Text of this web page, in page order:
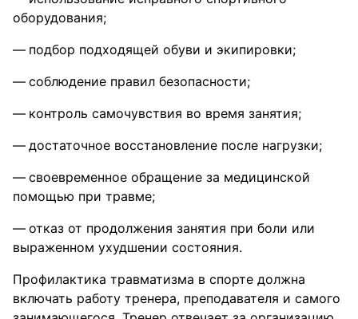
оборудования;
подбор подходящей обуви и экипировки;
соблюдение правил безопасности;
контроль самочувствия во время занятия;
достаточное восстановление после нагрузки;
своевременное обращение за медицинской
помощью при травме;
отказ от продолжения занятия при боли или
выраженном ухудшении состояния.
Профилактика травматизма в спорте должна
включать работу тренера, преподавателя и самого